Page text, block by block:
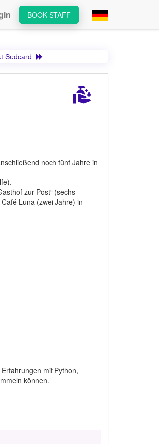
BOOK STAFF
Sedcard
noch fünf Jahre in
zur Post“ (sechs
Luna (zwei Jahre) in
mit Python,
können.